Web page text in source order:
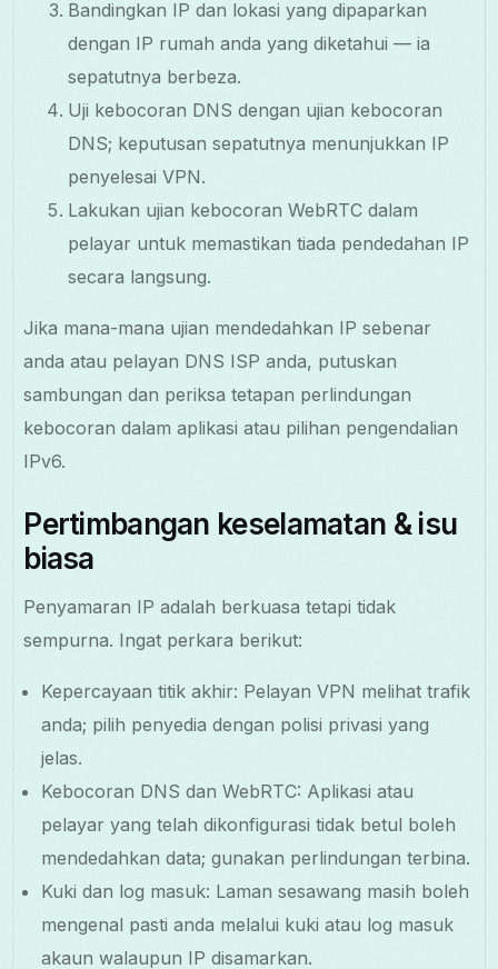
Bandingkan IP dan lokasi yang dipaparkan
dengan IP rumah anda yang diketahui — ia
sepatutnya berbeza.
Uji kebocoran DNS dengan ujian kebocoran
DNS; keputusan sepatutnya menunjukkan IP
penyelesai VPN.
Lakukan ujian kebocoran WebRTC dalam
pelayar untuk memastikan tiada pendedahan IP
secara langsung.
Jika mana-mana ujian mendedahkan IP sebenar
anda atau pelayan DNS ISP anda, putuskan
sambungan dan periksa tetapan perlindungan
kebocoran dalam aplikasi atau pilihan pengendalian
IPv6.
Pertimbangan keselamatan & isu
biasa
Penyamaran IP adalah berkuasa tetapi tidak
sempurna. Ingat perkara berikut:
Kepercayaan titik akhir: Pelayan VPN melihat trafik
anda; pilih penyedia dengan polisi privasi yang
jelas.
Kebocoran DNS dan WebRTC: Aplikasi atau
pelayar yang telah dikonfigurasi tidak betul boleh
mendedahkan data; gunakan perlindungan terbina.
Kuki dan log masuk: Laman sesawang masih boleh
mengenal pasti anda melalui kuki atau log masuk
akaun walaupun IP disamarkan.